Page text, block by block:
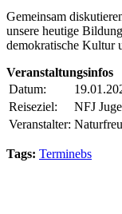
Gemeinsam
unsere heutige
demokratische Kultur
Veranstaltungsinfos
Datum:
Reiseziel:
NFJ
Veranstalter:
Tags: Terminebs